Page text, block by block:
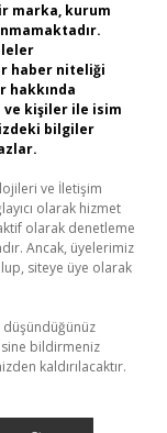
marka, kurum
haber niteliği
hakkında
ve kişiler ile isim
bilgiler
ve İletişim
olarak hizmet
olarak denetleme
Ancak, üyelerimiz
siteye üye olarak
düşündüğünüz
bildirmeniz
kaldırılacaktır.